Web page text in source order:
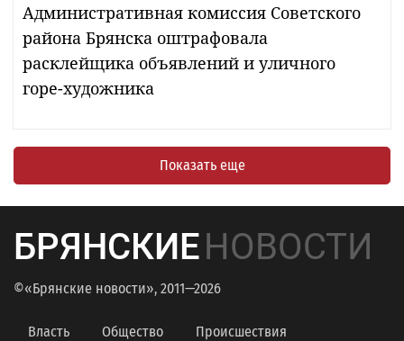
Административная комиссия Советского
района Брянска оштрафовала
расклейщика объявлений и уличного
горе-художника
Показать еще
БРЯНСКИЕНОВОСТИ
©«Брянские новости», 2011—2026
Власть Общество Происшествия